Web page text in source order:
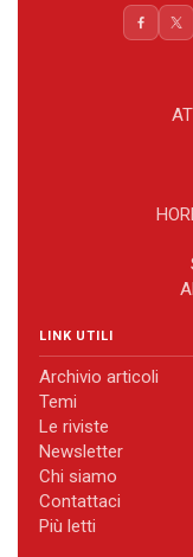
LINK UTILI
Archivio articoli
Temi
Le riviste
Newsletter
Chi siamo
Contattaci
Più letti